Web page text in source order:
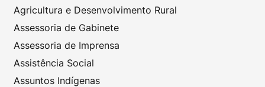
Agricultura e Desenvolvimento Rural
Assessoria de Gabinete
Assessoria de Imprensa
Assistência Social
Assuntos Indígenas